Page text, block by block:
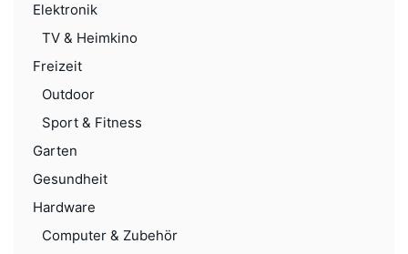
Elektronik
TV & Heimkino
Freizeit
Outdoor
Sport & Fitness
Garten
Gesundheit
Hardware
Computer & Zubehör